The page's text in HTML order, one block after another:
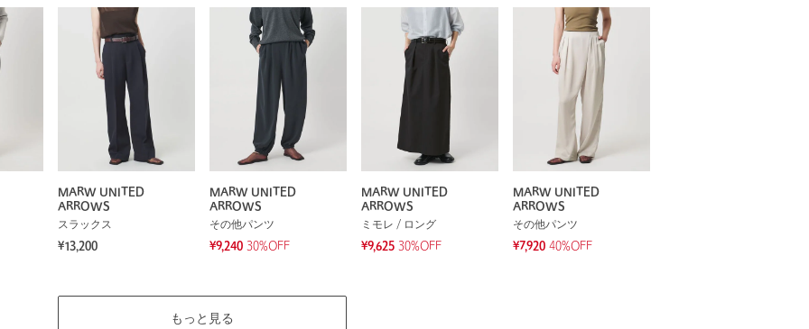
MARW UNITED
ARROWS
スラックス
¥13,200
MARW UNITED
ARROWS
その他パンツ
¥9,240 30%OFF
MARW UNITED
ARROWS
ミモレ / ロング
¥9,625 30%OFF
MARW UNITED
ARROWS
その他パンツ
¥7,920 40%OFF
もっと見る